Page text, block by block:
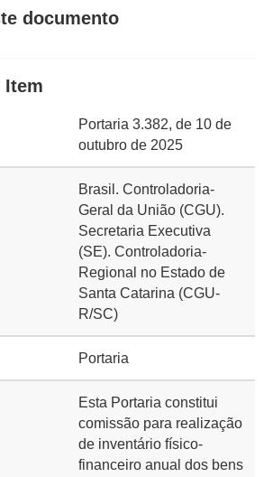
documento
Item
Portaria 3.382, de 10 de
outubro de 2025
Brasil. Controladoria-
Geral da União (CGU).
Secretaria Executiva
(SE). Controladoria-
Regional no Estado de
Santa Catarina (CGU-
R/SC)
Portaria
Esta Portaria constitui
comissão para realização
de inventário físico-
financeiro anual dos bens